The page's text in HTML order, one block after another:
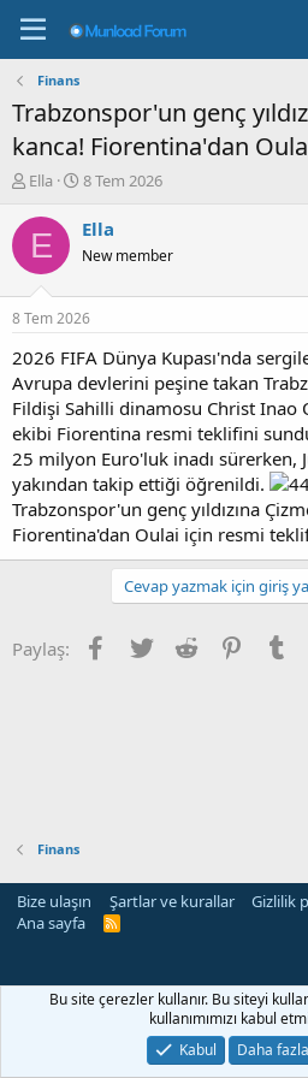
Finans
Trabzonspor'un genç
kanca! Fiorentina'dan
K
n
b
u
u
b
a
l
a
t
a
n
Ella
B
ş
a
g
ı
ç
t
a
r
i
h
i
8 Tem 2026
E Ella
New member
8 Tem 2026
2026 FIFA Dünya Kupası'nda
Avrupa devlerini peşine takan
Fildişi Sahilli dinamosu Christ Inao
ekibi Fiorentina resmi teklifini
25 milyon Euro'luk inadı sürerken,
yakından takip ettiği öğrenildi.
Trabzonspor'un genç yıldızına
Fiorentina'dan Oulai için resmi
Cevap yazmak için giriş
Paylaş: Facebook
Twitter Reddit
Finans
Bize ulaşın Şartlar ve kurallar Gizlilik
Ana sayfa
R
Bu site çerezler kullanır. Bu siteyi
kullanımımızı kabul
Kabul
Daha